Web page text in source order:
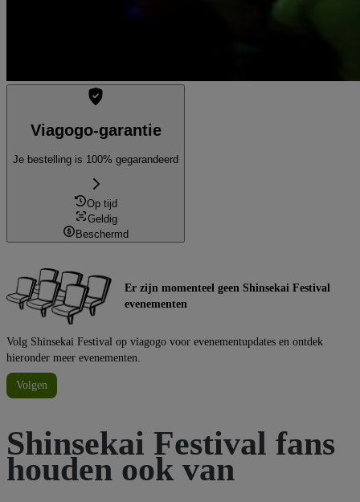
Viagogo-garantie
Je bestelling is 100% gegarandeerd
Op tijd
Geldig
Beschermd
Er zijn momenteel geen Shinsekai Festival
evenementen
Volg Shinsekai Festival op viagogo voor evenementupdates en ontdek
hieronder meer evenementen.
Volgen
Shinsekai Festival fans
houden ook van